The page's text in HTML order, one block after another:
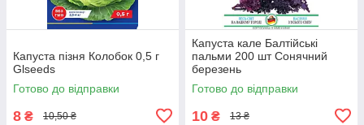
Капуста пізня Колобок 0,5 г
Glseeds
Готово до відправки
8 ₴ 10,50 ₴
Капуста кале Балтійські
пальми 200 шт Сонячний
березень
Готово до відправки
10 ₴ 13 ₴